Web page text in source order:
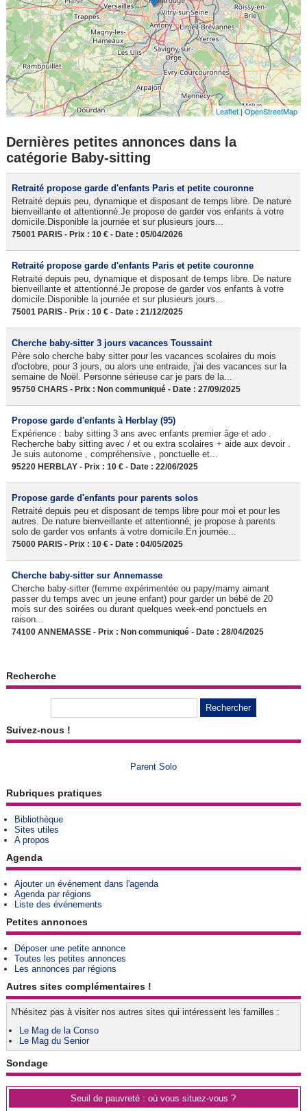
Leaflet |OpenStreetMap
Dernières petites annonces dans la
catégorie Baby-sitting
Retraité propose garde d'enfants Paris et petite couronne
Retraité depuis peu, dynamique et disposant de temps libre. De nature
bienveillante et attentionné.Je propose de garder vos enfants à votre
domicile.Disponible la journée et sur plusieurs jours...
75001 PARIS - Prix : 10 € - Date : 05/04/2026
Retraité propose garde d'enfants Paris et petite couronne
Retraité depuis peu, dynamique et disposant de temps libre. De nature
bienveillante et attentionné.Je propose de garder vos enfants à votre
domicile.Disponible la journée et sur plusieurs jours...
75001 PARIS - Prix : 10 € - Date : 21/12/2025
Cherche baby-sitter 3 jours vacances Toussaint
Père solo cherche baby sitter pour les vacances scolaires du mois
d'octobre, pour 3 jours, ou alors une entraide, j'ai des vacances sur la
semaine de Noël. Personne sérieuse car je pars de la...
95750 CHARS - Prix : Non communiqué - Date : 27/09/2025
Propose garde d'enfants à Herblay (95)
Expérience : baby sitting 3 ans avec enfants premier âge et ado .
Recherche baby sitting avec / et ou extra scolaires + aide aux devoir .
Je suis autonome , compréhensive , ponctuelle et...
95220 HERBLAY - Prix : 10 € - Date : 22/06/2025
Propose garde d'enfants pour parents solos
Retraité depuis peu et disposant de temps libre pour moi et pour les
autres. De nature bienveillante et attentionné, je propose à parents
solo de garder vos enfants à votre domicile.En journée...
75000 PARIS - Prix : 10 € - Date : 04/05/2025
Cherche baby-sitter sur Annemasse
Cherche baby-sitter (femme expérimentée ou papy/mamy aimant
passer du temps avec un jeune enfant) pour garder un bébé de 20
mois sur des soirées ou durant quelques week-end ponctuels en
raison...
74100 ANNEMASSE - Prix : Non communiqué - Date : 28/04/2025
Recherche
Suivez-nous !
Parent Solo
Rubriques pratiques
Bibliothèque
Sites utiles
A propos
Agenda
Ajouter un événement dans l'agenda
Agenda par régions
Liste des événements
Petites annonces
Déposer une petite annonce
Toutes les petites annonces
Les annonces par régions
Autres sites complémentaires !
N'hésitez pas à visiter nos autres sites qui intéressent les familles :
Le Mag de la Conso
Le Mag du Senior
Sondage
Seuil de pauvreté : où vous situez-vous ?